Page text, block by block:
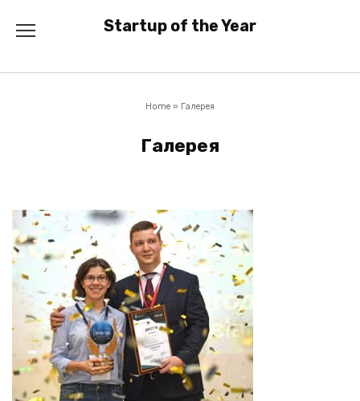
содержанию
Startup of the Year
Home » Галерея
Галерея